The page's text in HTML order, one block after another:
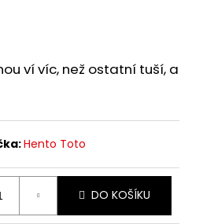
ví víc, než ostatní tuší, a
Hento Toto
DO KOŠÍKU